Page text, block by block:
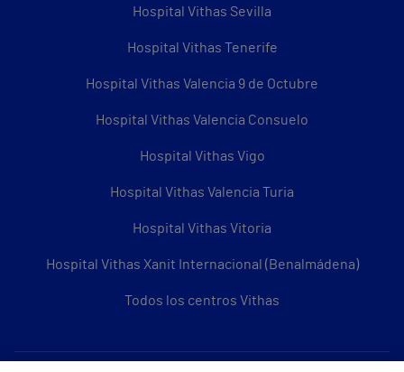
Hospital Vithas Sevilla
Hospital Vithas Tenerife
Hospital Vithas Valencia 9 de Octubre
Hospital Vithas Valencia Consuelo
Hospital Vithas Vigo
Hospital Vithas Valencia Turia
Hospital Vithas Vitoria
Hospital Vithas Xanit Internacional (Benalmádena)
Todos los centros Vithas